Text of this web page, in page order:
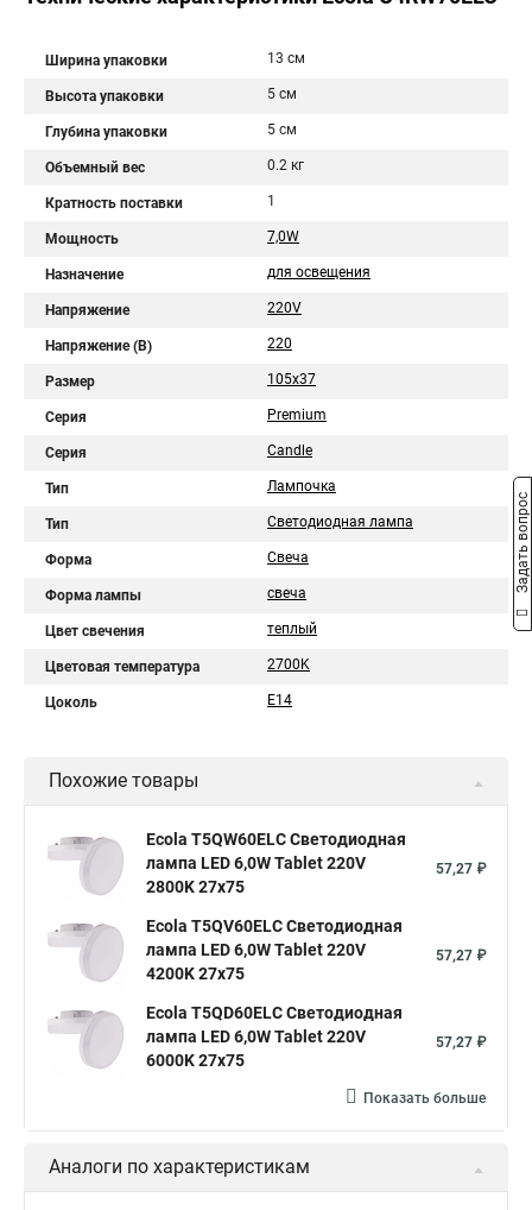
Ширина упаковки 13 см
Высота упаковки 5 см
Глубина упаковки 5 см
Объемный вес 0.2 кг
Кратность поставки 1
Мощность 7,0W
Назначение для освещения
Напряжение 220V
Напряжение (В) 220
Размер 105x37
Серия Premium
Серия Candle
Тип Лампочка
Тип Светодиодная лампа
Форма Свеча
Форма лампы свеча
Цвет свечения теплый
Цветовая температура 2700K
Цоколь E14
Похожие товары
Ecola T5QW60ELC Светодиодная
лампа LED 6,0W Tablet 220V
2800K 27x75
57,27 ₽
Ecola T5QV60ELC Светодиодная
лампа LED 6,0W Tablet 220V
4200K 27x75
57,27 ₽
Ecola T5QD60ELC Светодиодная
лампа LED 6,0W Tablet 220V
6000K 27x75
57,27 ₽
Показать больше
Аналоги по характеристикам
Задать вопрос